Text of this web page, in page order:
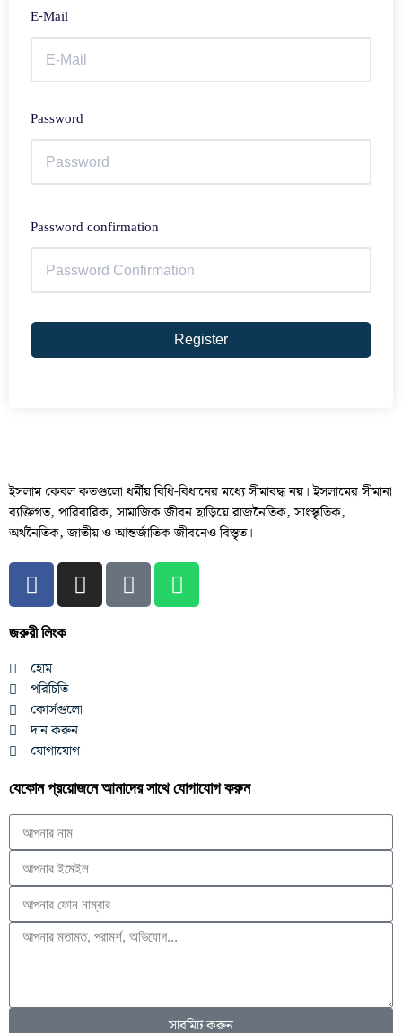
E-Mail
Password
Password confirmation
Register
ইসলাম কেবল কতগুলো ধর্মীয় বিধি-বিধানের মধ্যে সীমাবদ্ধ নয়। ইসলামের সীমানা
ব্যক্তিগত, পারিবারিক, সামাজিক জীবন ছাড়িয়ে রাজনৈতিক, সাংস্কৃতিক,
অর্থনৈতিক, জাতীয় ও আন্তর্জাতিক জীবনেও বিস্তৃত।
জরুরী লিংক
হোম
পরিচিতি
কোর্সগুলো
দান করুন
যোগাযোগ
যেকোন প্রয়োজনে আমাদের সাথে যোগাযোগ করুন
সাবমিট করুন